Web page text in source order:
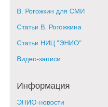
В. Рогожкин для СМИ
Статьи В. Рогожкина
Статьи НИЦ "ЭНИО"
Видео-записи
Информация
ЭНИО-новости